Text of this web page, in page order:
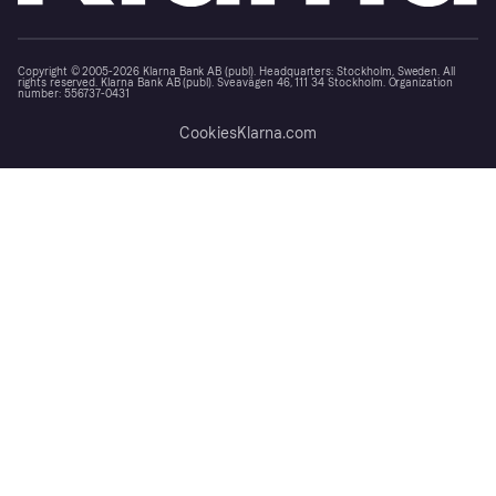
Copyright © 2005-2026 Klarna Bank AB (publ). Headquarters: Stockholm, Sweden. All
rights reserved. Klarna Bank AB (publ). Sveavägen 46, 111 34 Stockholm. Organization
number: 556737-0431
CookiesKlarna.com